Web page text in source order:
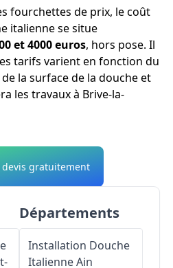
fourchettes de prix, le coût
italienne se situe
et 4000 euros, hors pose. Il
tarifs varient en fonction du
la surface de la douche et
les travaux à Brive-la-
gratuitement
Départements
Installation Douche
ItalienneAin